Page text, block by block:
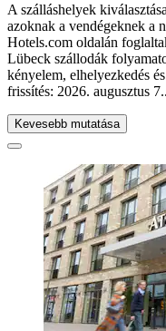
A szálláshelyek
azoknak a vendégeknek a
Hotels.com oldalán
Lübeck szállodák
kényelem, elhelyezkedés
frissítés: 2026. augusztus 7..
Kevesebb mutatása